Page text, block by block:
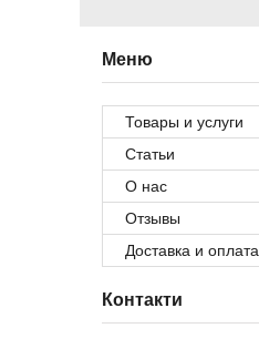
Товары и услуги
Статьи
О нас
Отзывы
Доставка и оплата
Контакти